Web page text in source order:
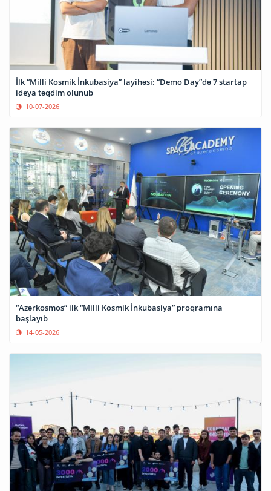
İlk “Milli Kosmik İnkubasiya” layihəsi: “Demo Day”də 7 startap
ideya təqdim olunub
10-07-2026
“Azərkosmos” ilk “Milli Kosmik İnkubasiya” proqramına
başlayıb
14-05-2026